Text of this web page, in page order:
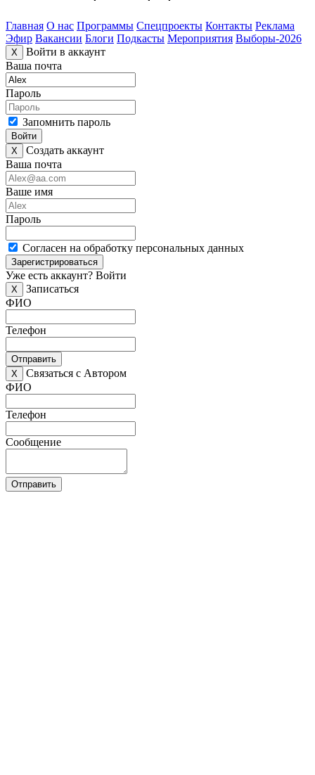
Главная О нас Программы Спецпроекты Контакты Реклама
Эфир Вакансии Блоги Подкасты Мероприятия Выборы-2026
X
Войти в аккаунт
Ваша почта
Пароль
Запомнить пароль
Войти
X
Создать аккаунт
Ваша почта
Ваше имя
Пароль
Согласен на обработку персональных данных
Зарегистрироваться
Уже есть аккаунт? Войти
X
Записаться
ФИО
Телефон
Отправить
X
Связаться с Автором
ФИО
Телефон
Сообщение
Отправить